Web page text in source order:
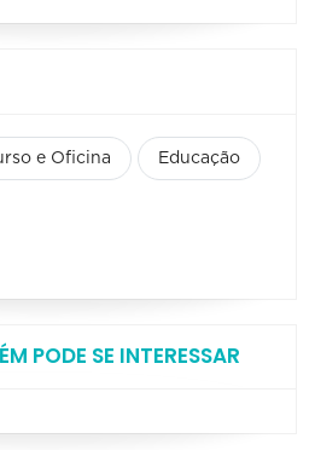
e Oficina Educação
PODE SE INTERESSAR